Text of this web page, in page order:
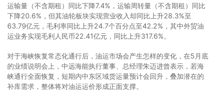
运输量（不含期租）同比下降7.4%，运输周转量（不含期租）同比
下降20.6%，但其油轮板块实现营业收入却同比上升28.3%至
63.79亿元，毛利率同比上升24.7个百分点至42.2%，其中外贸油
运业务实现毛利人民币22.41亿元，同比上升317.6%。
对于海峡恢复常态化通行后，油运市场会产生怎样的变化，在5月底
的业绩说明会上，中远海能执行董事、总经理朱迈进曾表示，若海
峡通行全面恢复，短期内中东区域货运量预计会回升，叠加潜在的
补库需求，整体将对油运运价形成正面支撑。